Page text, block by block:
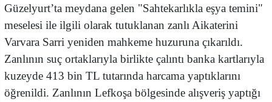
Güzelyurt’ta meydana gelen "Sahtekarlıkla eşya temini"
meselesi ile ilgili olarak tutuklanan zanlı Aikaterini
Varvara Sarri yeniden mahkeme huzuruna çıkarıldı.
Zanlının suç ortaklarıyla birlikte çalıntı banka kartlarıyla
kuzeyde 413 bin TL tutarında harcama yaptıklarını
öğrenildi. Zanlının Lefkoşa bölgesinde alışveriş yaptığı